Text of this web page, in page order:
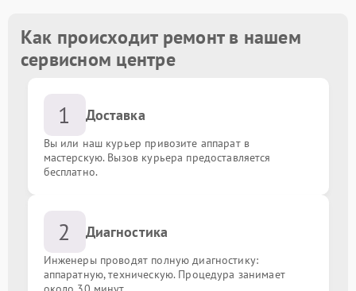
Замена блока питания
Замена процессора
Ремонт системы охлаждения
Восстановление информации с жесткого диска
Замена оперативной памяти от 1000.00 ₽
Как происходит ремонт в нашем
сервисном центре
1 Доставка
Вы или наш курьер привозите аппарат в
мастерскую. Вызов курьера предоставляется
бесплатно.
2 Диагностика
Инженеры проводят полную диагностику:
аппаратную, техническую. Процедура занимает